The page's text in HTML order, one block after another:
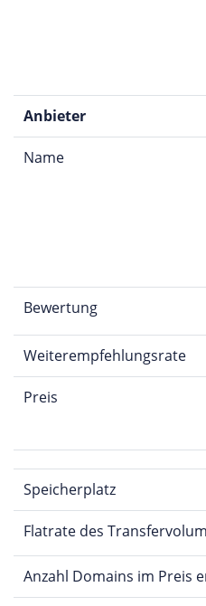
Anbieter
Name
Bewertung
Weiterempfehlungsrate
Preis
Speicherplatz
Flatrate des
Anzahl Domains im Preis